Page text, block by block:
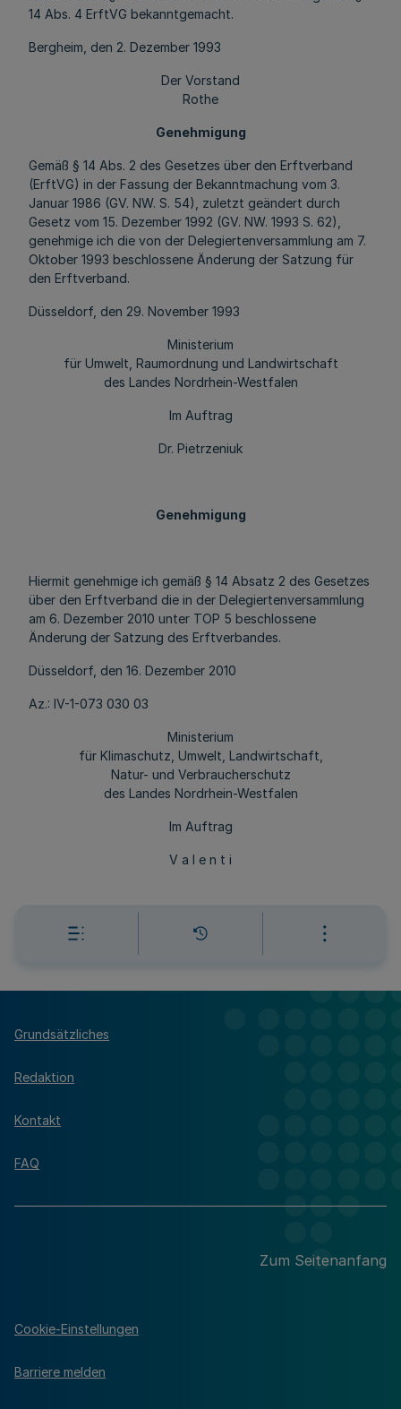
14 Abs. 4 ErftVG bekanntgemacht.
Bergheim, den 2. Dezember 1993
Der Vorstand
Rothe
Genehmigung
Gemäß § 14 Abs. 2 des Gesetzes über den Erftverband
(ErftVG) in der Fassung der Bekanntmachung vom 3.
Januar 1986 (GV. NW. S. 54), zuletzt geändert durch
Gesetz vom 15. Dezember 1992 (GV. NW. 1993 S. 62),
genehmige ich die von der Delegiertenversammlung am 7.
Oktober 1993 beschlossene Änderung der Satzung für
den Erftverband.
Düsseldorf, den 29. November 1993
Ministerium
für Umwelt, Raumordnung und Landwirtschaft
des Landes Nordrhein-Westfalen
Im Auftrag
Dr. Pietrzeniuk
Genehmigung
Hiermit genehmige ich gemäß § 14 Absatz 2 des Gesetzes
über den Erftverband die in der Delegiertenversammlung
am 6. Dezember 2010 unter TOP 5 beschlossene
Änderung der Satzung des Erftverbandes.
Düsseldorf, den 16. Dezember 2010
Az.: IV-1-073 030 03
Ministerium
für Klimaschutz, Umwelt, Landwirtschaft,
Natur- und Verbraucherschutz
des Landes Nordrhein-Westfalen
Im Auftrag
V a l e n t i
Grundsätzliches
Redaktion
Kontakt
FAQ
Zum Seitenanfang
Cookie-Einstellungen
Barriere melden